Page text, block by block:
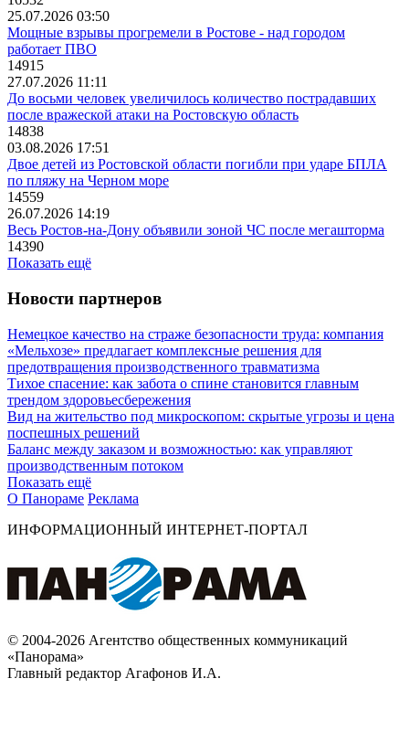
25.07.2026 03:50
Мощные взрывы прогремели в Ростове - над городом
работает ПВО
14915
27.07.2026 11:11
До восьми человек увеличилось количество пострадавших
после вражеской атаки на Ростовскую область
14838
03.08.2026 17:51
Двое детей из Ростовской области погибли при ударе БПЛА
по пляжу на Черном море
14559
26.07.2026 14:19
Весь Ростов-на-Дону объявили зоной ЧС после мегашторма
14390
Показать ещё
Новости партнеров
Немецкое качество на страже безопасности труда: компания
«Мельхозе» предлагает комплексные решения для
предотвращения производственного травматизма
Тихое спасение: как забота о спине становится главным
трендом здоровьесбережения
Вид на жительство под микроскопом: скрытые угрозы и цена
поспешных решений
Баланс между заказом и возможностью: как управляют
производственным потоком
Показать ещё
О Панораме Реклама
ИНФОРМАЦИОННЫЙ ИНТЕРНЕТ-ПОРТАЛ
© 2004-2026 Агентство общественных коммуникаций
«Панорама»
Главный редактор Агафонов И.А.